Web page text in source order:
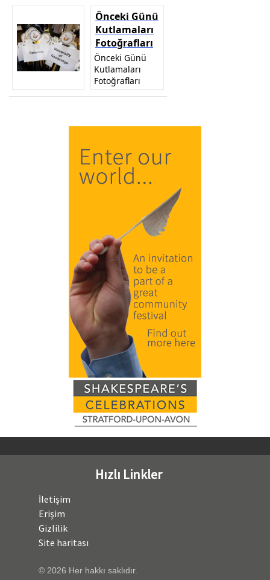
Önceki Günü
Kutlamaları
Fotoğrafları
Önceki Günü
Kutlamaları
Fotoğrafları
Hızlı Linkler
İletişim
Erişim
Gizlilik
Site haritası
© 2026 Her hakkı saklıdır.